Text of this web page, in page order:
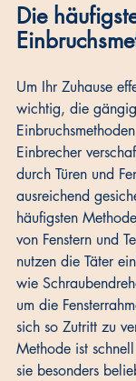
Die
Um Ihr Zuhause
wichtig, die
Einbrecher
durch Türen und
ausreichend
häufigsten
von Fenstern und
nutzen die Täter
wie
um die
sich so Zutritt zu
Methode ist
sie besonders